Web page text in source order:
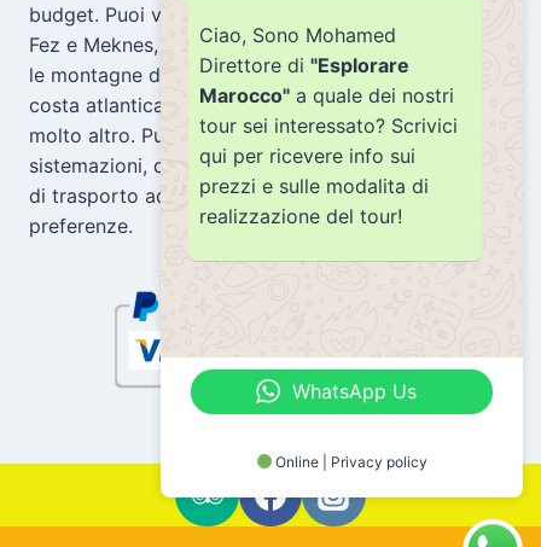
budget. Puoi visitare città storiche come Marrakech,
Fez e Meknes, esplorare le dune del Sahara, scoprire
le montagne dell’Atlante, goderti le spiagge della
costa atlantica, assaggiare la cucina marocchina e
molto altro. Puoi anche scegliere una varietà di
sistemazioni, dagli ostelli agli hotel di lusso, e mezzi
di trasporto adatti al tuo budget e alle tue
preferenze.
Ciao, Sono Mohamed
Direttore di "Esplorare
Marocco" a quale dei nostri
tour sei interessato? Scrivici
qui per ricevere info sui
prezzi e sulle modalita di
realizzazione del tour!
WhatsApp Us
Online | Privacy policy